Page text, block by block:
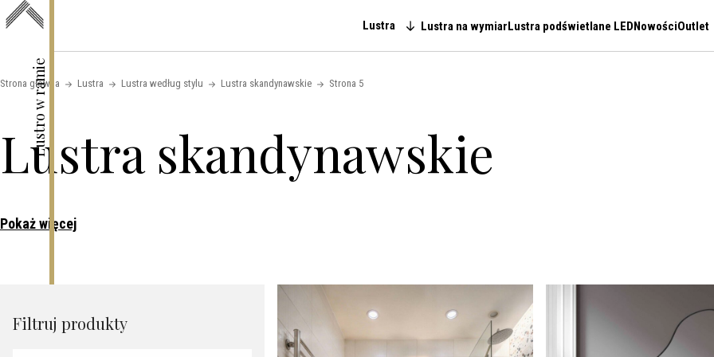
Lustro w ramie
Skip to content
Main navigation
Lustra Lustra na wymiarLustra podświetlane LEDNowościOutlet
Strona główna Lustra Lustra według stylu Lustra skandynawskie Strona 5
Lustra skandynawskie
Pokaż więcej
Filtruj produkty